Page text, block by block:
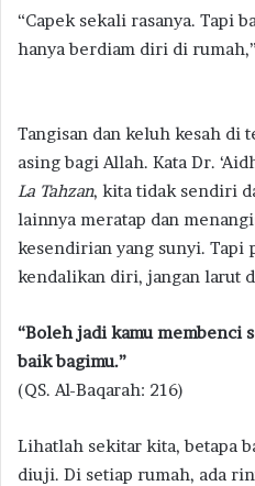
“Capek sekali rasanya. Tapi
hanya berdiam diri di
Tangisan dan keluh kesah di
asing bagi Allah. Kata Dr.
La Tahzan, kita tidak sendiri
lainnya meratap dan
kesendirian yang sunyi. Tapi
kendalikan diri, jangan larut
“Boleh jadi kamu membenci
baik bagimu.”
(QS. Al-Baqarah: 216)
Lihatlah sekitar kita, betapa
diuji. Di setiap rumah, ada